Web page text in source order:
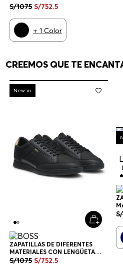
TRASERA EN CONTRASTE
S/1075 S/752.5
+1 Color
CREEMOS QUE TE
-30%
New in
ZAPATILLAS DE DIFERENTES
MATERIALES CON LENGÜETA
TRASERA EN CONTRASTE
S/1075 S/752.5
-
S/